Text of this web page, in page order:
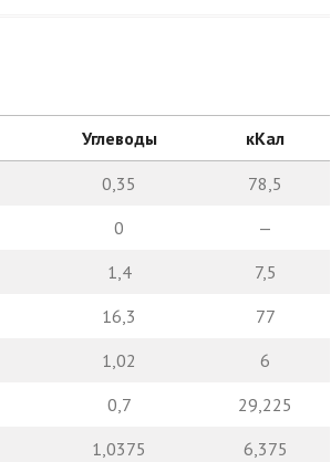
Углеводы кКал
0,35
78,5
0
—
1,4
7,5
16,3
77
1,02
6
0,7
29,225
1,0375
6,375